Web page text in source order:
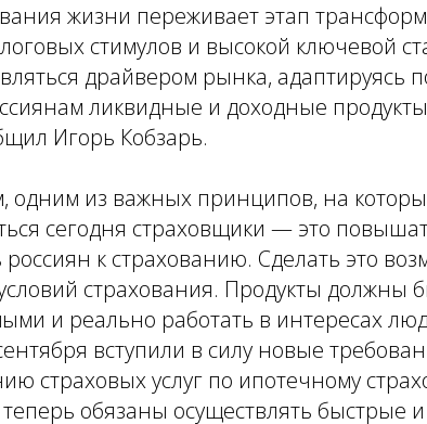
жизни переживает этап
стимулов и высокой ключевой
драйвером рынка, адаптируясь
ликвидные и доходные
Игорь Кобзарь.
одним из важных принципов, на
сегодня страховщики — это
россиян к страхованию. Сделать это
страхования. Продукты должны
и реально работать в интересах
вступили в силу новые
страховых услуг по ипотечному
обязаны осуществлять быстрые